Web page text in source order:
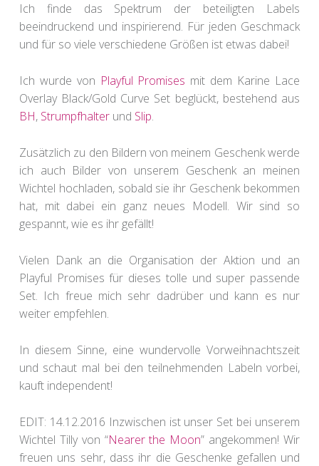
Ich finde das Spektrum der beteiligten Labels
beeindruckend und inspirierend. Für jeden Geschmack
und für so viele verschiedene Größen ist etwas dabei!
Ich wurde von Playful Promises mit dem Karine Lace
Overlay Black/Gold Curve Set beglückt, bestehend aus
BH, Strumpfhalterund Slip.
Zusätzlich zu den Bildern von meinem Geschenk werde
ich auch Bilder von unserem Geschenk an meinen
Wichtel hochladen, sobald sie ihr Geschenk bekommen
hat, mit dabei ein ganz neues Modell. Wir sind so
gespannt, wie es ihr gefällt!
Vielen Dank an die Organisation der Aktion und an
Playful Promises für dieses tolle und super passende
Set. Ich freue mich sehr dadrüber und kann es nur
weiter empfehlen.
In diesem Sinne, eine wundervolle Vorweihnachtszeit
und schaut mal bei den teilnehmenden Labeln vorbei,
kauft independent!
EDIT: 14.12.2016 Inzwischen ist unser Set bei unserem
Wichtel Tilly von “Nearer the Moon” angekommen! Wir
freuen uns sehr, dass ihr die Geschenke gefallen und